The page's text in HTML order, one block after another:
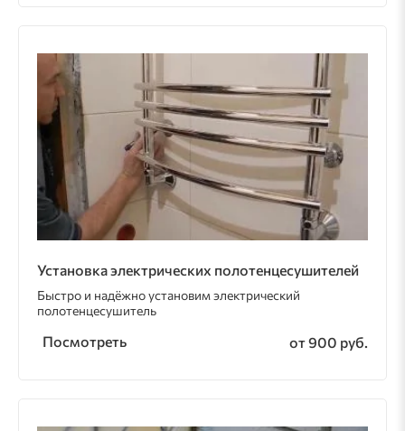
Установка электрических полотенцесушителей
Быстро и надёжно установим электрический
полотенцесушитель
Посмотреть от 900 руб.